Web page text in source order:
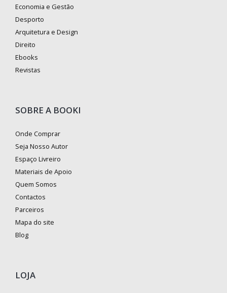
Economia e Gestão
Desporto
Arquitetura e Design
Direito
Ebooks
Revistas
SOBRE A BOOKI
Onde Comprar
Seja Nosso Autor
Espaço Livreiro
Materiais de Apoio
Quem Somos
Contactos
Parceiros
Mapa do site
Blog
LOJA